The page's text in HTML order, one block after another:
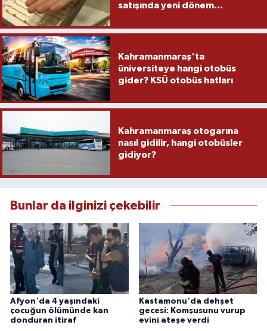
satışında yeni dönem...
Kahramanmaraş'ta
üniversiteye hangi otobüs
gider? KSÜ otobüs hatları
Kahramanmaraş otogarına
nasıl gidilir, hangi otobüsler
gidiyor?
Bunlar da ilginizi çekebilir
Afyon'da 4 yaşındaki
çocuğun ölümünde kan
donduran itiraf
Kastamonu'da dehşet
gecesi: Komşusunu vurup
evini ateşe verdi